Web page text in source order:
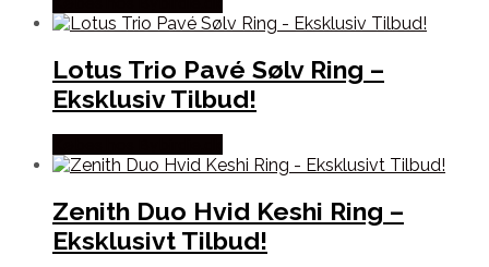
Lotus Trio Pavé Sølv Ring –
Eksklusiv Tilbud!
Zenith Duo Hvid Keshi Ring –
Eksklusivt Tilbud!